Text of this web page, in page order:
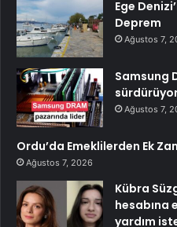
Ege
Deprem
Ağustos 7,
Samsung
Ağustos 7,
Ordu’da Emeklilerden Ek
Ağustos 7, 2026
Kübra
hesabına
yardım